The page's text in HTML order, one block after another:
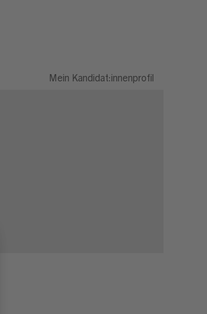
Mein Kandidat:innenprofil